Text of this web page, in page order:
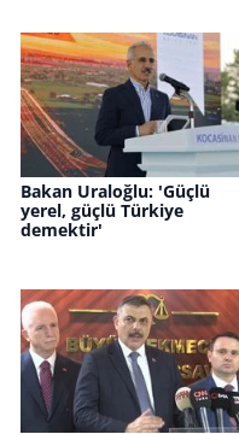
Bakan Uraloğlu: 'Güçlü
yerel, güçlü Türkiye
demektir'